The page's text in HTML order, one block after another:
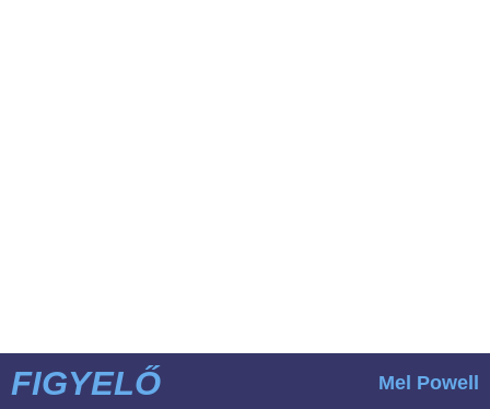
FIGYELŐ Mel Powell